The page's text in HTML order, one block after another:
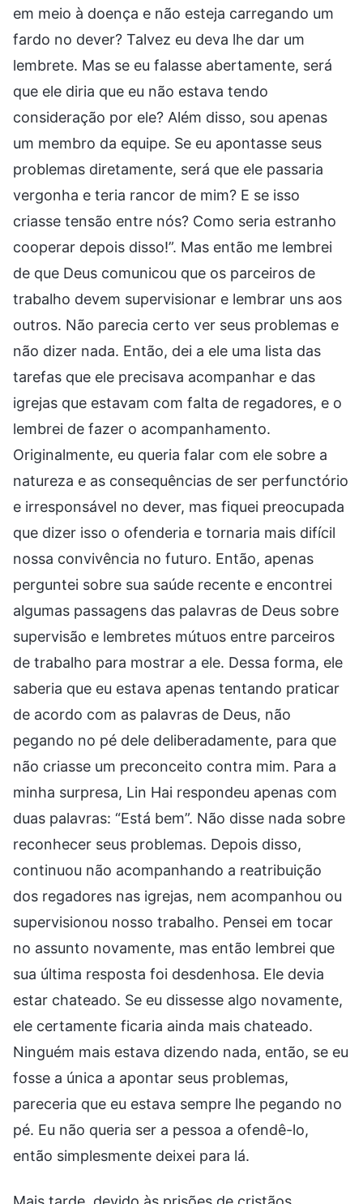
em meio à doença e não esteja carregando um
fardo no dever? Talvez eu deva lhe dar um
lembrete. Mas se eu falasse abertamente, será
que ele diria que eu não estava tendo
consideração por ele? Além disso, sou apenas
um membro da equipe. Se eu apontasse seus
problemas diretamente, será que ele passaria
vergonha e teria rancor de mim? E se isso
criasse tensão entre nós? Como seria estranho
cooperar depois disso!”. Mas então me lembrei
de que Deus comunicou que os parceiros de
trabalho devem supervisionar e lembrar uns aos
outros. Não parecia certo ver seus problemas e
não dizer nada. Então, dei a ele uma lista das
tarefas que ele precisava acompanhar e das
igrejas que estavam com falta de regadores, e o
lembrei de fazer o acompanhamento.
Originalmente, eu queria falar com ele sobre a
natureza e as consequências de ser perfunctório
e irresponsável no dever, mas fiquei preocupada
que dizer isso o ofenderia e tornaria mais difícil
nossa convivência no futuro. Então, apenas
perguntei sobre sua saúde recente e encontrei
algumas passagens das palavras de Deus sobre
supervisão e lembretes mútuos entre parceiros
de trabalho para mostrar a ele. Dessa forma, ele
saberia que eu estava apenas tentando praticar
de acordo com as palavras de Deus, não
pegando no pé dele deliberadamente, para que
não criasse um preconceito contra mim. Para a
minha surpresa, Lin Hai respondeu apenas com
duas palavras: “Está bem”. Não disse nada sobre
reconhecer seus problemas. Depois disso,
continuou não acompanhando a reatribuição
dos regadores nas igrejas, nem acompanhou ou
supervisionou nosso trabalho. Pensei em tocar
no assunto novamente, mas então lembrei que
sua última resposta foi desdenhosa. Ele devia
estar chateado. Se eu dissesse algo novamente,
ele certamente ficaria ainda mais chateado.
Ninguém mais estava dizendo nada, então, se eu
fosse a única a apontar seus problemas,
pareceria que eu estava sempre lhe pegando no
pé. Eu não queria ser a pessoa a ofendê-lo,
então simplesmente deixei para lá.